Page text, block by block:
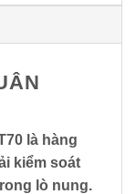
là hàng
kiểm soát
lò nung.